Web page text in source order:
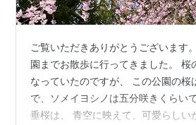
ご覧いただきありがとうございます
園までお散歩に行ってきました。 桜
なっていたのですが、 この公園の桜
で、ソメイヨシノは五分咲きくらい
垂桜は、 青空に映えて、可愛らしい